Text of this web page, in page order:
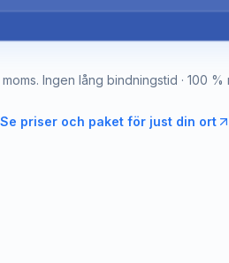
Ingen lång bindningstid · 100
Se priser och paket för just din ort